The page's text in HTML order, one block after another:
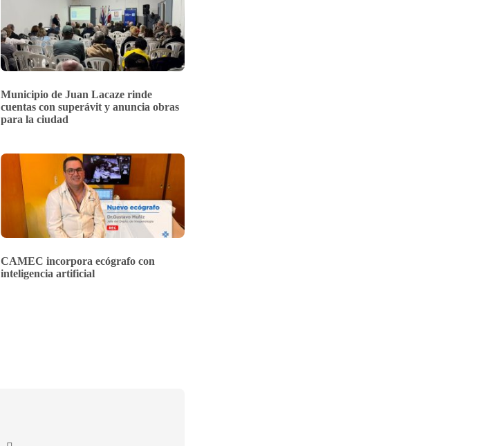
Municipio de Juan Lacaze rinde
cuentas con superávit y anuncia obras
para la ciudad
CAMEC incorpora ecógrafo con
inteligencia artificial